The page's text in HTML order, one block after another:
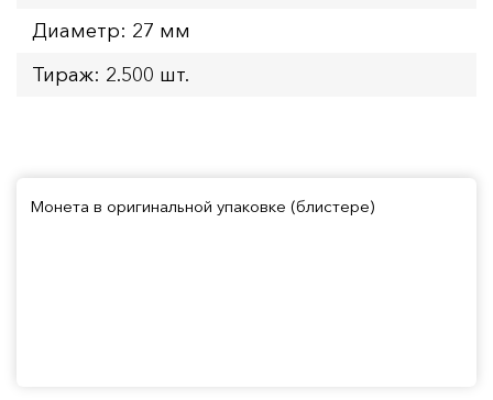
Диаметр: 27 мм
Тираж: 2.500 шт.
Монета в оригинальной упаковке (блистере)